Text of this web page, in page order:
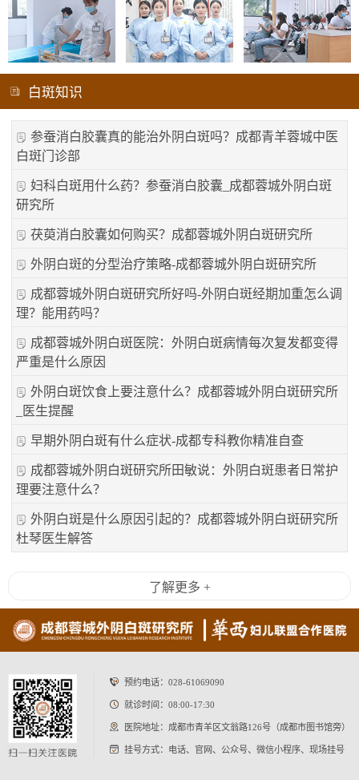
白斑知识
参蚕消白胶囊真的能治外阴白斑吗？成都青羊蓉城中医
白斑门诊部
妇科白斑用什么药？参蚕消白胶囊_成都蓉城外阴白斑
研究所
茯萸消白胶囊如何购买？成都蓉城外阴白斑研究所
外阴白斑的分型治疗策略-成都蓉城外阴白斑研究所
成都蓉城外阴白斑研究所好吗-外阴白斑经期加重怎么调
理？能用药吗？
成都蓉城外阴白斑医院：外阴白斑病情每次复发都变得
严重是什么原因
外阴白斑饮食上要注意什么？成都蓉城外阴白斑研究所
_医生提醒
早期外阴白斑有什么症状-成都专科教你精准自查
成都蓉城外阴白斑研究所田敏说：外阴白斑患者日常护
理要注意什么？
外阴白斑是什么原因引起的？成都蓉城外阴白斑研究所
杜琴医生解答
了解更多 +
预约电话： 028-61069090
就诊时间：08:00-17:30
医院地址：成都市青羊区文翁路126号（成都市图书馆旁）
挂号方式：电话、官网、公众号、微信小程序、现场挂号